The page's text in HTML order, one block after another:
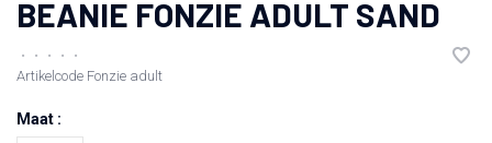
BEANIE FONZIE ADULT SAND
• • • •
•
Artikelcode Fonzie adult
Maat :